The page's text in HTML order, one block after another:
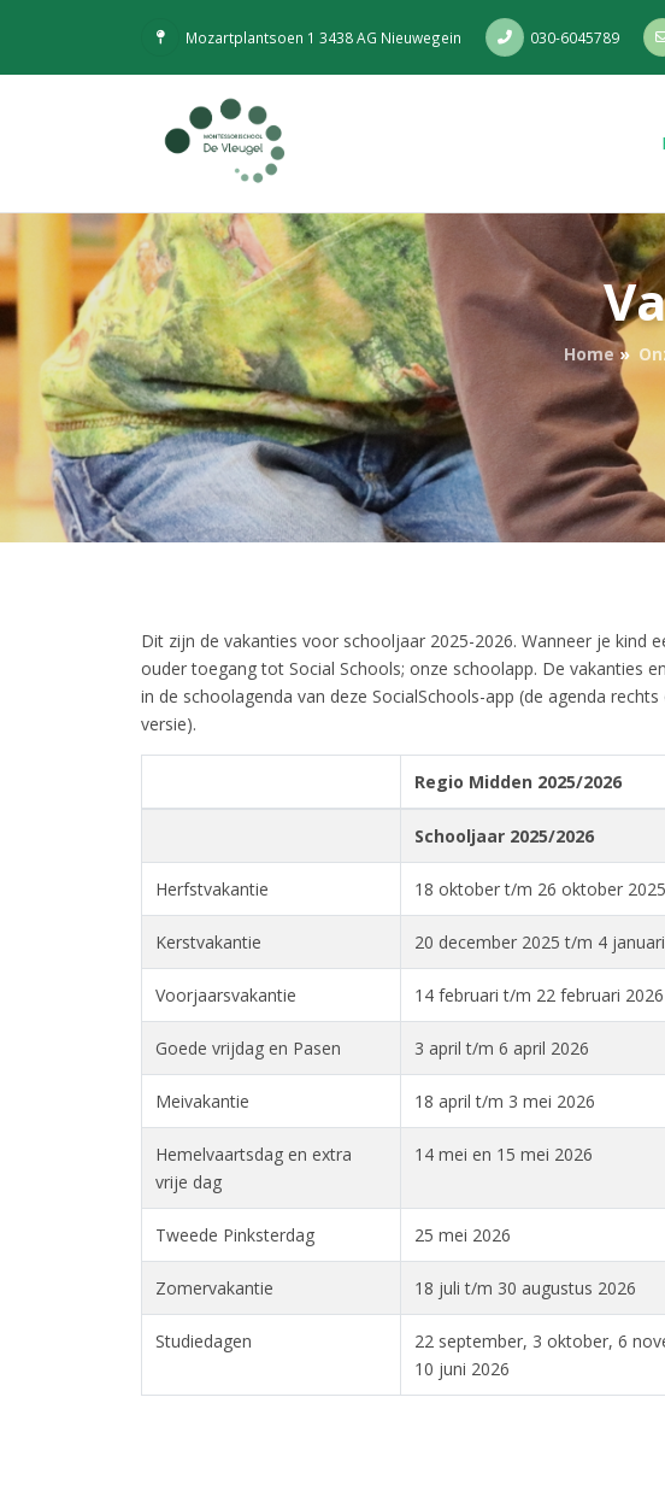
Mozartplantsoen 1 3438 AG Nieuwegein 030-6045789
Home»
Dit zijn de vakanties voor schooljaar 2025-2026. Wanneer je kind
ouder toegang tot Social Schools; onze schoolapp. De vakanties
in de schoolagenda van deze SocialSchools-app (de agenda
versie).
Regio Midden 2025/2026
Schooljaar 2025/2026
Herfstvakantie 18 oktober t/m 26 oktober 2025
Kerstvakantie 20 december 2025 t/m 4
Voorjaarsvakantie 14 februari t/m 22 februari 2026
Goede vrijdag en Pasen 3 april t/m 6 april 2026
Meivakantie 18 april t/m 3 mei 2026
Hemelvaartsdag en extra
vrije dag
14 mei en 15 mei 2026
Tweede Pinksterdag 25 mei 2026
Zomervakantie 18 juli t/m 30 augustus 2026
Studiedagen
22 september, 3 oktober, 6
10 juni 2026